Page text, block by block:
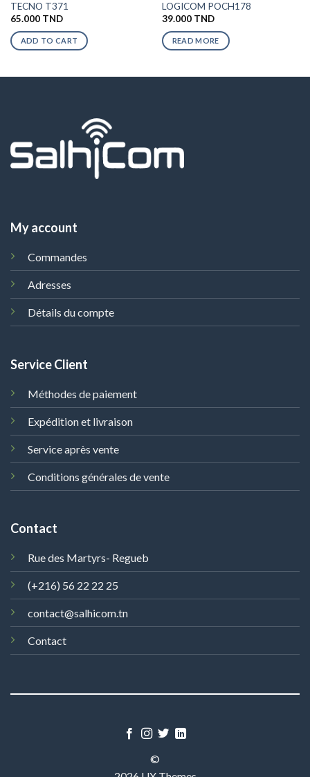
TECNO T371
65.000 TND
ADD TO CART
LOGICOM POCH178
39.000 TND
READ MORE
My account
Commandes
Adresses
Détails du compte
Service Client
Méthodes de paiement
Expédition et livraison
Service après vente
Conditions générales de vente
Contact
Rue des Martyrs- Regueb
(+216) 56 22 22 25
contact@salhicom.tn
Contact
©